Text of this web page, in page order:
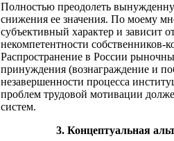
Полностью преодолеть
снижения ее значения. По моему
субъективный характер и зависит
некомпетентности собственников-
Распространение в России
принуждения (вознаграждение и
незавершенности процесса
проблем трудовой мотивации
систем.
3. Концептуальная